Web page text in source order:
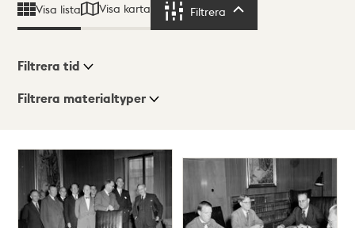
Visa lista Visa karta Filtrera
Visningsläge
Lista
Karta
Filtrera tid
Filtrera materialtyper
träffar